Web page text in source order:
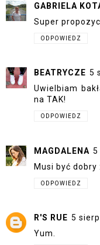
GABRIELA
Super
ODPOWIEDZ
BEATRYCZE 5
Uwielbiam
na TAK!
ODPOWIEDZ
MAGDALENA 5
Musi być dobry
ODPOWIEDZ
R'S RUE 5
Yum.